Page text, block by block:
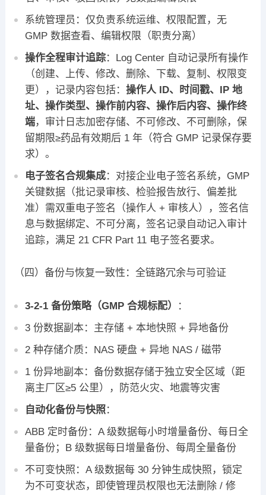
系统管理员：仅负责系统运维、权限配置，无
GMP 数据查看、编辑权限（职责分离）
操作全程审计追踪：Log Center 自动记录所有操作
（创建、上传、修改、删除、下载、复制、权限变
更），记录内容包括： 操作人 ID、时间戳、IP 地
址、操作类型、操作前内容、操作后内容、操作终
端，审计日志加密存储、不可修改、不可删除，保
留期限≥药品有效期后 1 年（符合 GMP 记录保存要
求）。
电子签名合规集成：对接企业电子签名系统，GMP
关键数据（批记录审核、检验报告放行、偏差批
准）需双重电子签名（操作人 + 审核人），签名信
息与数据绑定、不可分离，签名记录自动记入审计
追踪，满足 21 CFR Part 11 电子签名要求。
（四）备份与恢复一致性：全链路冗余与可验证
3-2-1 备份策略（GMP 合规标配）
：
3 份数据副本：主存储 + 本地快照 + 异地备份
2 种存储介质：NAS 硬盘 + 异地 NAS / 磁带
1 份异地副本：备份数据存储于独立安全区域（距
离主厂区≥5 公里），防范火灾、地震等灾害
自动化备份与快照：
ABB 定时备份：A 级数据每小时增量备份、每日全
量备份；B 级数据每日增量备份、每周全量备份
不可变快照：A 级数据每 30 分钟生成快照，锁定
为不可变状态，即使管理员权限也无法删除 / 修